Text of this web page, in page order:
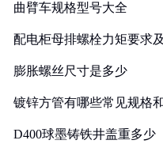
曲臂车规格型号大全
配电柜母排螺栓力矩要求
膨胀螺丝尺寸是多少
镀锌方管有哪些常见规格
D400球墨铸铁井盖重多少